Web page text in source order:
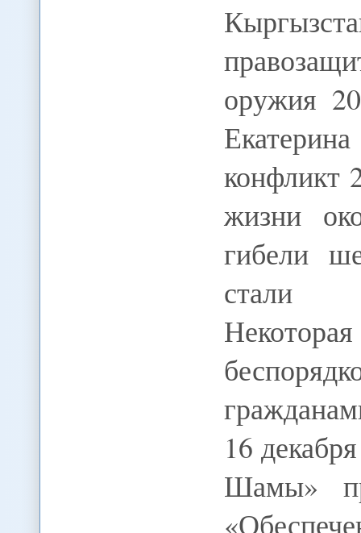
оружия
конфликт
жизни
гибели
стали
16
Шамы»